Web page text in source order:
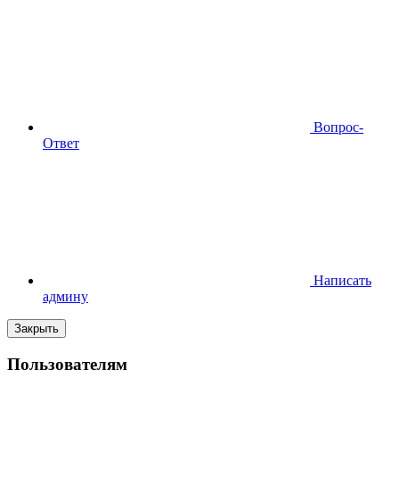
Вопрос-
Ответ
Написать
админу
Закрыть
Пользователям